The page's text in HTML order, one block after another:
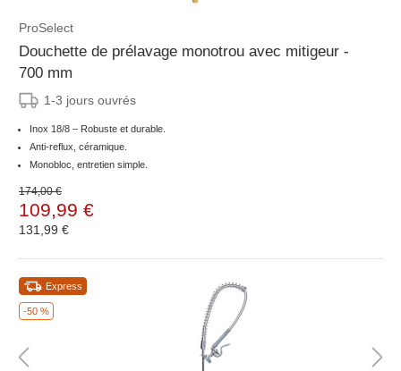
ProSelect
Douchette de prélavage monotrou avec mitigeur -
700 mm
1-3 jours ouvrés
Inox 18/8 – Robuste et durable.
Anti-reflux, céramique.
Monobloc, entretien simple.
174,00 €
109,99 €
131,99 €
-50 %
Express